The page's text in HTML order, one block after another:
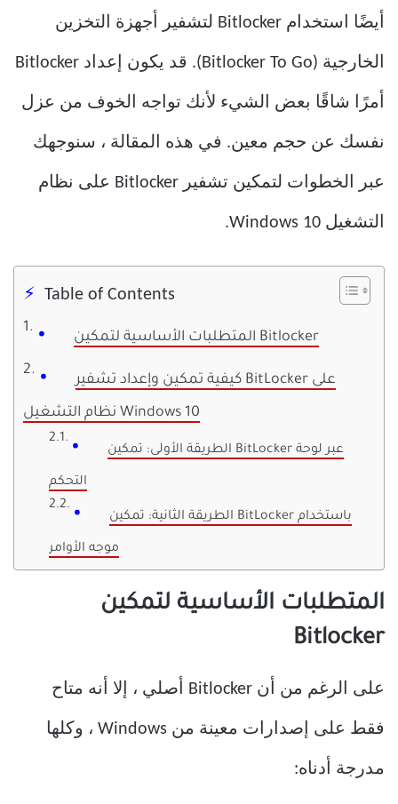
أيضًا استخدام Bitlocker لتشفير أجهزة التخزين
الخارجية (Bitlocker To Go). قد يكون إعداد Bitlocker
أمرًا شاقًا بعض الشيء لأنك تواجه الخوف من عزل
نفسك عن حجم معين. في هذه المقالة ، سنوجهك
عبر الخطوات لتمكين تشفير Bitlocker على نظام
التشغيل Windows 10.
Table of Contents
المتطلبات الأساسية لتمكين Bitlocker
كيفية تمكين وإعداد تشفير BitLocker على
نظام التشغيل Windows 10
الطريقة الأولى: تمكين BitLocker عبر لوحة
التحكم
الطريقة الثانية: تمكين BitLocker باستخدام
موجه الأوامر
المتطلبات الأساسية لتمكين
Bitlocker
على الرغم من أن Bitlocker أصلي ، إلا أنه متاح
فقط على إصدارات معينة من Windows ، وكلها
مدرجة أدناه: